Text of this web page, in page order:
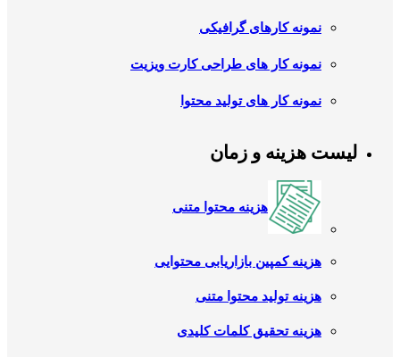
نمونه کارهای گرافیکی
نمونه کار های طراحی کارت ویزیت
نمونه کار های تولید محتوا
لیست هزینه و زمان
هزینه محتوا متنی
هزینه کمپین بازاریابی محتوایی
هزینه تولید محتوا متنی
هزینه تحقیق کلمات کلیدی